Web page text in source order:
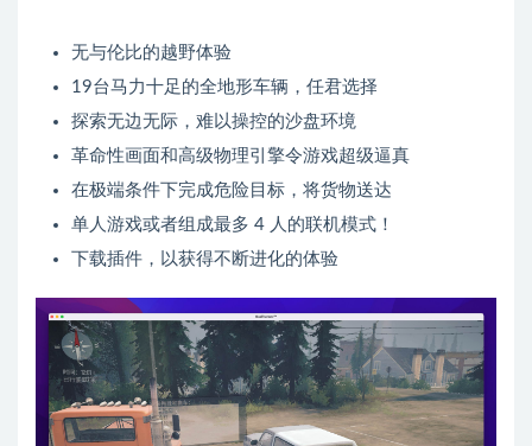
无与伦比的越野体验
19台马力十足的全地形车辆，任君选择
探索无边无际，难以操控的沙盘环境
革命性画面和高级物理引擎令游戏超级逼真
在极端条件下完成危险目标，将货物送达
单人游戏或者组成最多 4 人的联机模式！
下载插件，以获得不断进化的体验